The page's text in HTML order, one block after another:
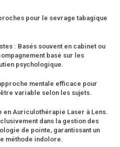
pour le sevrage tabagique
: Basés souvent en cabinet ou
basé sur les
psychologique.
mentale efficace pour
variable selon les sujets.
en Auriculothérapie Laser à Lens.
dans la gestion des
de pointe, garantissant un
méthode indolore.